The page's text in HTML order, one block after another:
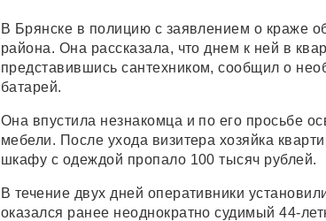
В Брянске в полицию с заявлением о краже
района. Она рассказала, что днем к ней в
представившись сантехником, сообщил о
батарей.
Она впустила незнакомца и по его просьбе
мебели. После ухода визитера хозяйка
шкафу с одеждой пропало 100 тысяч рублей.
В течение двух дней оперативники
оказался ранее неоднократно судимый 44-